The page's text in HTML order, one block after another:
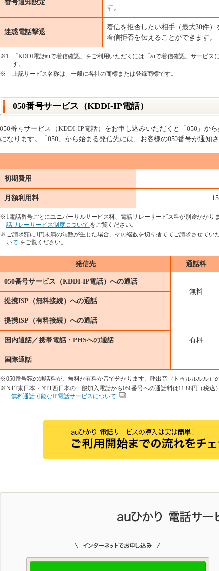
番号通知設定
す。
迷惑電話撃退
着信を拒否したい相手（最大30件
着信拒否を伝えることができます
※1.
「KDDI電話auで着信確認」をご利用いただくには「auで着信確認」サービス
す。
※
上記サービス名称は、一般に各社の商標または登録商標です。
050番号サービス（KDDI-IP電話）
050番号サービス（KDDI-IP電話）をお申し込みいただくと「050」か
になります。「050」から始まる発信先には、お客様の050番号が通知
初期費用
月額利用料
※ 1電話番号ごとにユニバーサルサービス料、電話リレーサービス料が別途かかり
話リレーサービス制度について をご覧ください。
※ ご請求額に1円未満の端数が生じた場合、その端数を切り捨ててご請求させてい
いて をご覧ください。
発信先 通話料
050番号サービス（KDDI-IP電話）への通話
無料
提携ISP（無料接続）への通話
提携ISP（有料接続）への通話
有料
国内通話／携帯電話・PHSへの通話
国際通話
※050番号宛の通話料が、無料か有料か音で分かります。呼出音（トゥルルルル）
※NTT東日本・NTT西日本の一般加入電話から050番号への通話料は11.88円（税込
無料通話可能なIP電話サービスについて